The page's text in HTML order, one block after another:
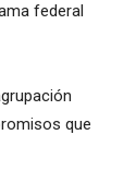
federal
que